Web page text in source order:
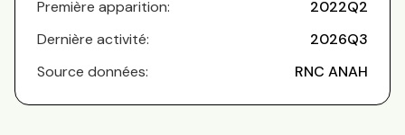
Première apparition:
2022Q2
Dernière activité:
2026Q3
Source données:
RNC ANAH